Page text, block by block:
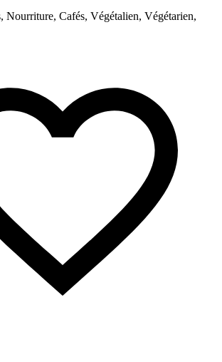
Nourriture, Cafés, Végétalien, Végétarien,